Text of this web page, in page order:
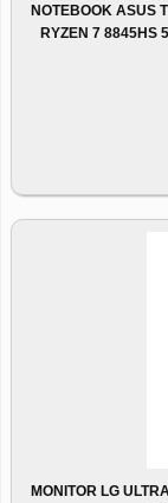
NOTEBOOK ASUS
RYZEN 7 8845HS
MONITOR LG